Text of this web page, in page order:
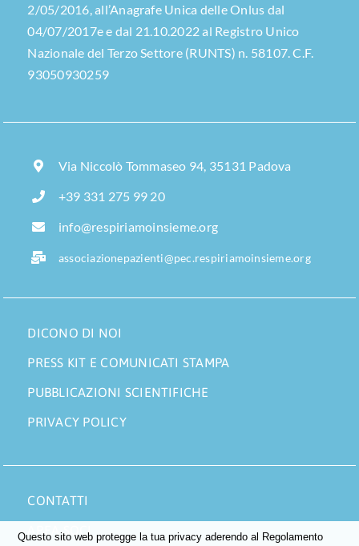
2/05/2016, all’Anagrafe Unica delle Onlus dal
04/07/2017e e dal 21.10.2022 al Registro Unico
Nazionale del Terzo Settore (RUNTS) n. 58107. C.F.
93050930259
Via Niccolò Tommaseo 94, 35131 Padova
+39 331 275 99 20
info@respiriamoinsieme.org
associazionepazienti@pec.respiriamoinsieme.org
DICONO DI NOI
PRESS KIT E COMUNICATI STAMPA
PUBBLICAZIONI SCIENTIFICHE
PRIVACY POLICY
CONTATTI
AREA SOCI
Questo sito web protegge la tua privacy aderendo al Regolamento